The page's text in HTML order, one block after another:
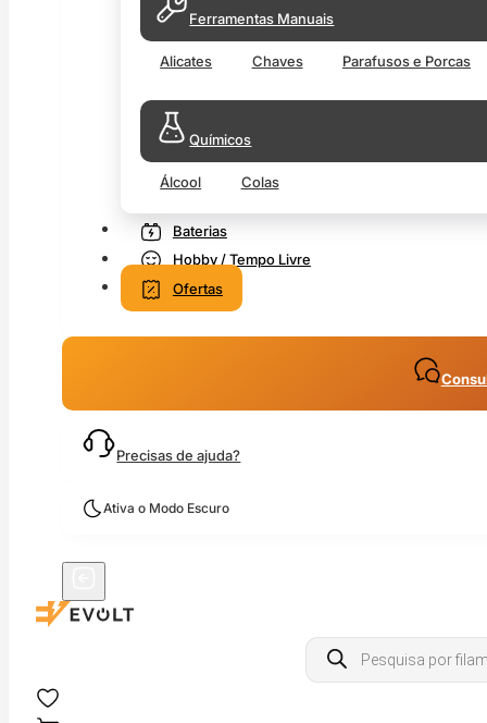
Ferramentas Manuais
Alicates Chaves Parafusos e Porcas
Químicos
Álcool Colas
Baterias
Hobby / Tempo Livre
Ofertas
Precisas de ajuda?
Ativa o Modo Escuro
Products
search